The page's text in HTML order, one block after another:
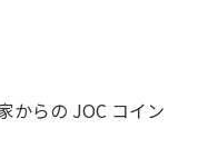
からの JOC コイン